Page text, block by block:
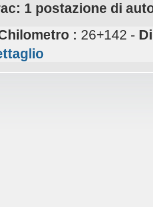
1 postazione di
: 26+142 -